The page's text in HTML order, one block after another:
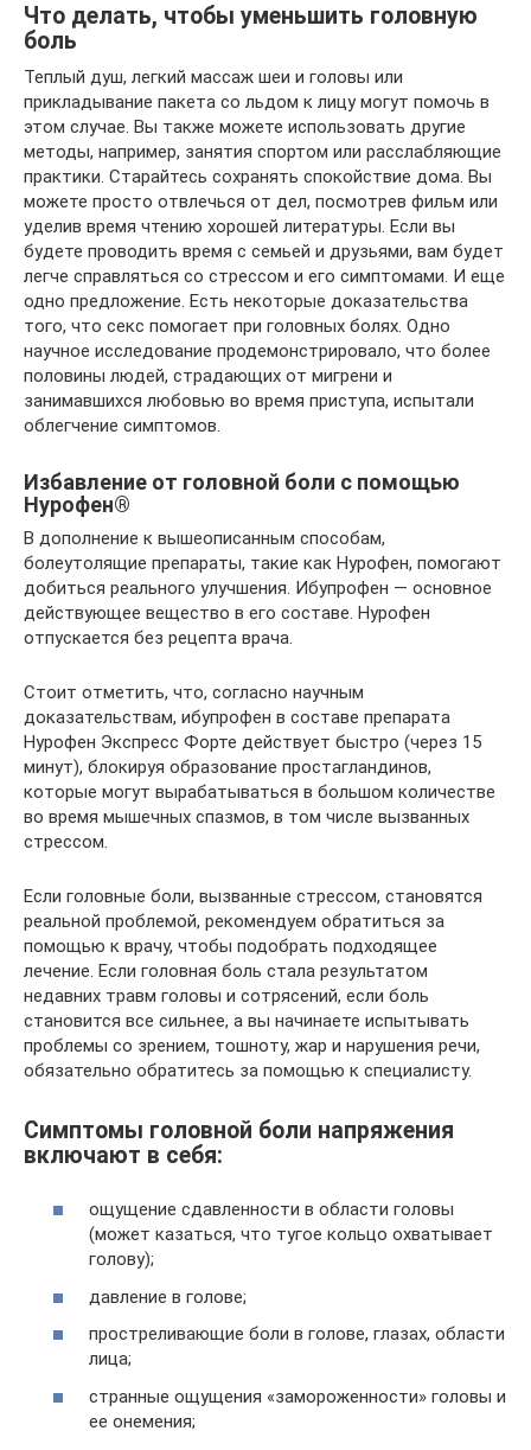
Что делать, чтобы уменьшить головную
боль
Теплый душ, легкий массаж шеи и головы или
прикладывание пакета со льдом к лицу могут помочь в
этом случае. Вы также можете использовать другие
методы, например, занятия спортом или расслабляющие
практики. Старайтесь сохранять спокойствие дома. Вы
можете просто отвлечься от дел, посмотрев фильм или
уделив время чтению хорошей литературы. Если вы
будете проводить время с семьей и друзьями, вам будет
легче справляться со стрессом и его симптомами. И еще
одно предложение. Есть некоторые доказательства
того, что секс помогает при головных болях. Одно
научное исследование продемонстрировало, что более
половины людей, страдающих от мигрени и
занимавшихся любовью во время приступа, испытали
облегчение симптомов.
Избавление от головной боли с помощью
Нурофен®
В дополнение к вышеописанным способам,
болеутолящие препараты, такие как Нурофен, помогают
добиться реального улучшения. Ибупрофен — основное
действующее вещество в его составе. Нурофен
отпускается без рецепта врача.
Стоит отметить, что, согласно научным
доказательствам, ибупрофен в составе препарата
Нурофен Экспресс Форте действует быстро (через 15
минут), блокируя образование простагландинов,
которые могут вырабатываться в большом количестве
во время мышечных спазмов, в том числе вызванных
стрессом.
Если головные боли, вызванные стрессом, становятся
реальной проблемой, рекомендуем обратиться за
помощью к врачу, чтобы подобрать подходящее
лечение. Если головная боль стала результатом
недавних травм головы и сотрясений, если боль
становится все сильнее, а вы начинаете испытывать
проблемы со зрением, тошноту, жар и нарушения речи,
обязательно обратитесь за помощью к специалисту.
Симптомы головной боли напряжения
включают в себя:
ощущение сдавленности в области головы
(может казаться, что тугое кольцо охватывает
голову);
давление в голове;
простреливающие боли в голове, глазах, области
лица;
странные ощущения «замороженности» головы и
ее онемения;